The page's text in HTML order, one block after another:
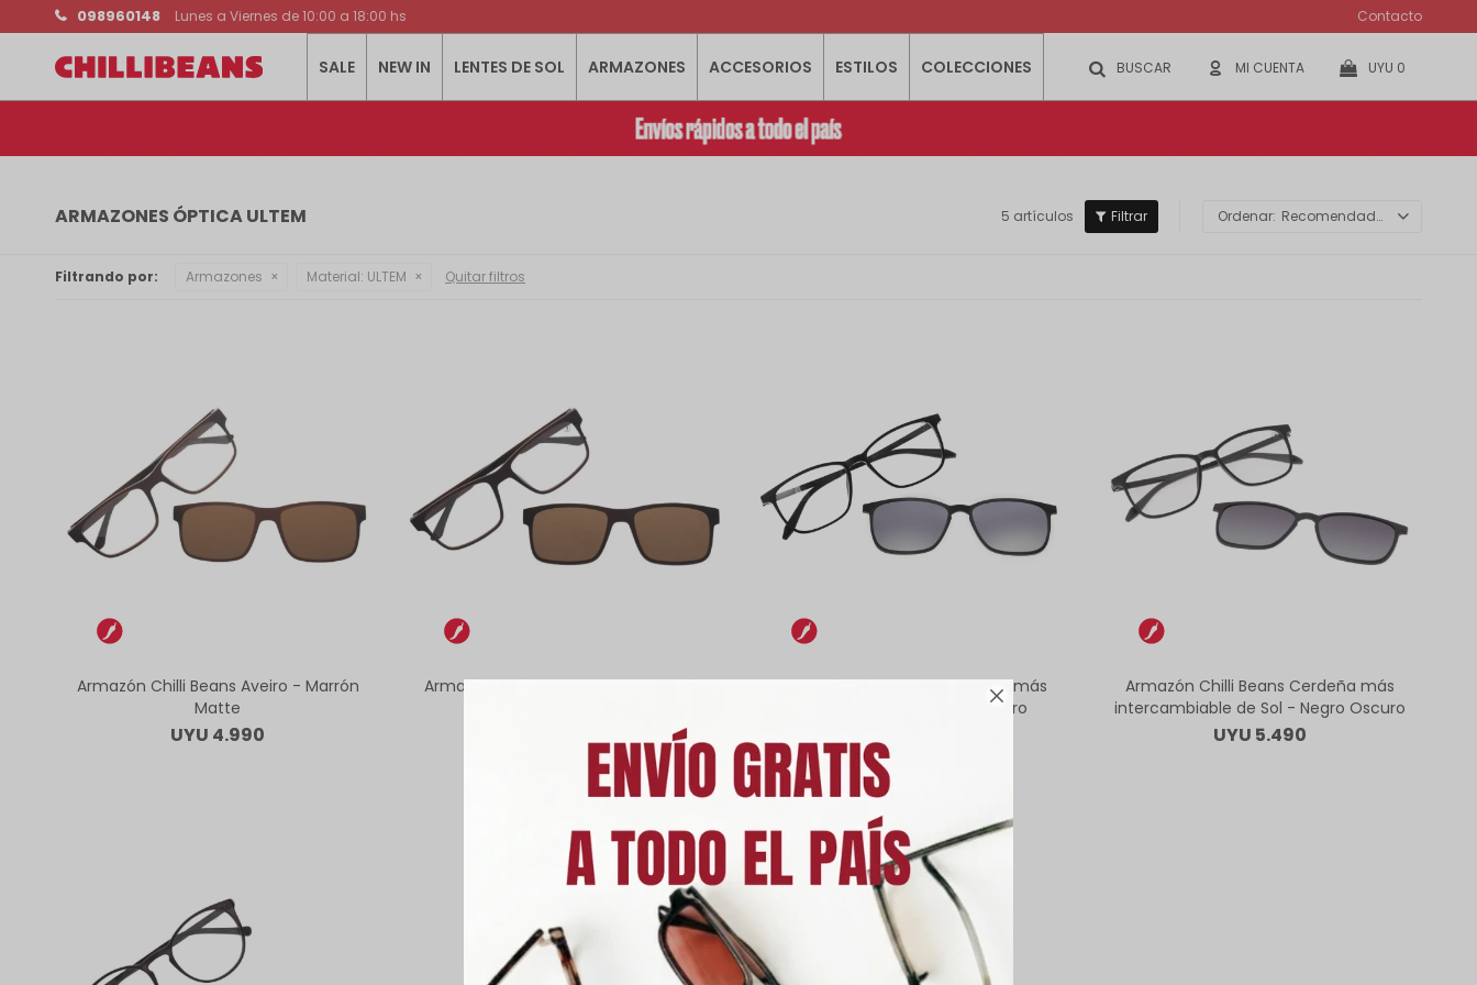

SALE NEW IN LENTES DE SOL ARMAZONES ACCESORIOS ESTILOS COLECCIONES UYU 0
098960148 Lunes a Viernes de 10:00 a 18:00 hs Contacto
ARMAZONES ÓPTICA ULTEM 5 artículos Recomendados
Filtrando por: Armazones Material: ULTEM Quitar filtros
Armazón Chilli Beans Aveiro - Marrón
Matte
UYU 4.990
Armazón Chilli Beans Aveiro - Marrón
Armazón Chilli Beans Cerdeña más
intercambiable de Sol - Negro
Armazón Chilli Beans Cerdeña más
intercambiable de Sol - Negro Oscuro
UYU 5.490